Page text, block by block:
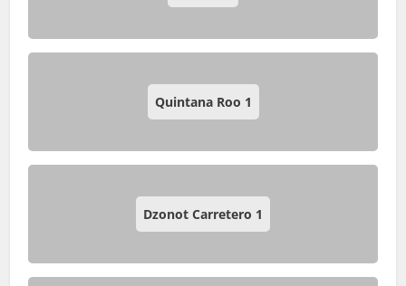
Quintana Roo 1
Dzonot Carretero 1